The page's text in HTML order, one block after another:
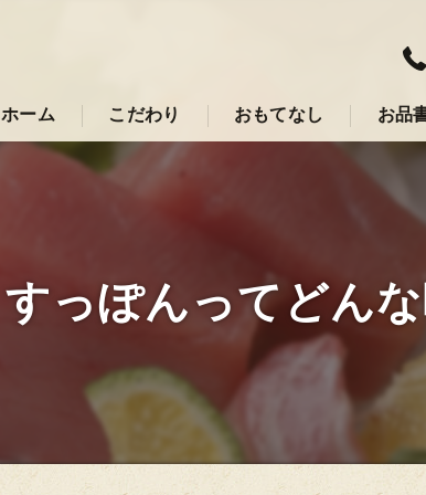
ホーム こだわり
福島区の和食･しゅん須佐見の口コミ情報
福島区の和食･しゅん須佐見のお客様の声
おもてなし お品
すっぽんってどん